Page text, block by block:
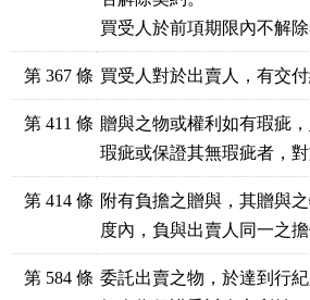
買受人於前項期限內不解
第 367 條 買受人對於出賣人，有交
第 411 條 贈與之物或權利如有瑕疵
瑕疵或保證其無瑕疵者，
第 414 條 附有負擔之贈與，其贈與
度內，負與出賣人同一之擔
第 584 條 委託出賣之物，於達到行